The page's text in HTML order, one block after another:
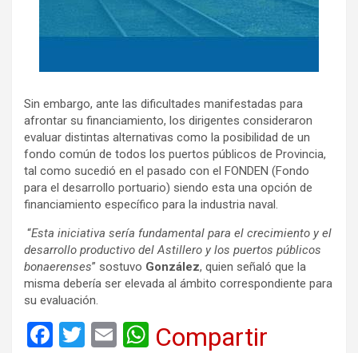
Sin embargo, ante las dificultades manifestadas para
afrontar su financiamiento, los dirigentes consideraron
evaluar distintas alternativas como la posibilidad de un
fondo común de todos los puertos públicos de Provincia,
tal como sucedió en el pasado con el FONDEN (Fondo
para el desarrollo portuario) siendo esta una opción de
financiamiento específico para la industria naval.
“Esta iniciativa sería fundamental para el crecimiento y el
desarrollo productivo del Astillero y los puertos públicos
bonaerenses” sostuvo González, quien señaló que la
misma debería ser elevada al ámbito correspondiente para
su evaluación.
F
T
E
W
Compartir